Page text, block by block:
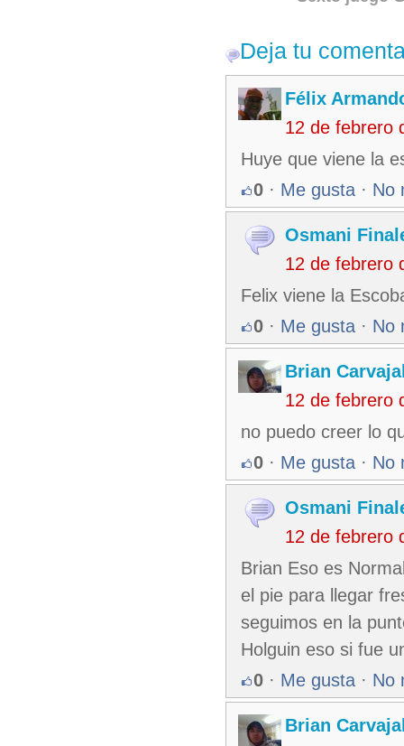
Deja tu
Félix
12 de febrero
Huye que viene la
0 · Me gusta · No
Osmani
12 de febrero
Felix viene la
0 · Me gusta · No
Brian
12 de febrero
no puedo creer lo
0 · Me gusta · No
Osmani
12 de febrero
Brian Eso es
el pie para llegar
seguimos en la
Holguin eso si fue
0 · Me gusta · No
Brian